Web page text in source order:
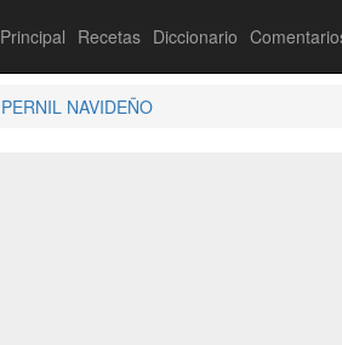
Principal Recetas Diccionario
PERNIL NAVIDEÑO